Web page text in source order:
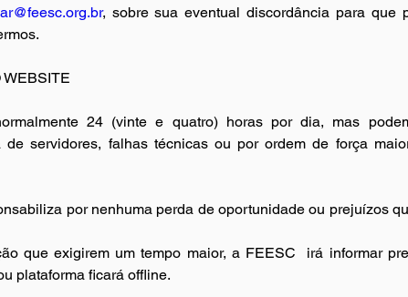
, sobre sua eventual discordância para que
WEBSITE
24 (vinte e quatro) horas por dia, mas
de servidores, falhas técnicas ou por ordem de força
por nenhuma perda de oportunidade ou prejuízos
que exigirem um tempo maior, a FEESC
irá informar
plataforma ficará offline.